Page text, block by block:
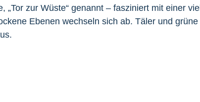
zur Wüste“ genannt – fasziniert mit einer
Ebenen wechseln sich ab. Täler und